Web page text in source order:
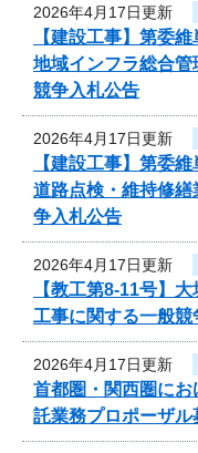
2026年4月17日更新
【建設工事】第委
地域インフラ総合
競争入札公告
2026年4月17日更新
【建設工事】第委
道路点検・維持修
争入札公告
2026年4月17日更新
【教工第8-11号】
工事に関する一般競
2026年4月17日更新
首都圏・関西圏に
託業務プロポーザル